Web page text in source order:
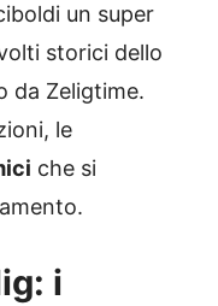
un super
storici dello
da Zeligtime.
le
che si
i